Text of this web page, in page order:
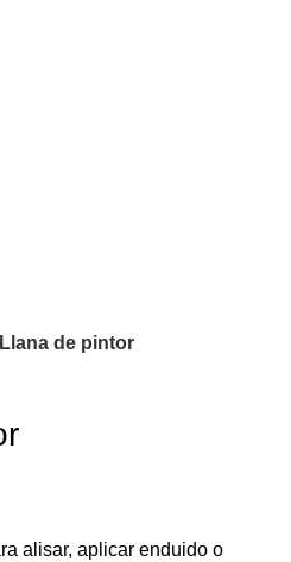
Llana de pintor
alisar, aplicar enduido o